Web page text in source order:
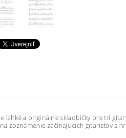
ľahké a originálne skladbičky pre tri
zoznámenie začínajúcich gitaristov s